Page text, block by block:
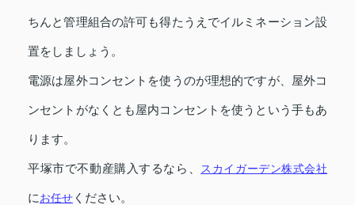
ちんと管理組合の許可も得たうえでイルミネーション設
置をしましょう。
電源は屋外コンセントを使うのが理想的ですが、屋外コ
ンセントがなくとも屋内コンセントを使うという手もあ
ります。
平塚市で不動産購入するなら、 スカイガーデン株式会社
にお任せ ください。